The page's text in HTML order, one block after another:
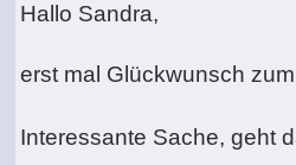
Hallo Sandra,
erst mal Glückwunsch
Interessante Sache, geht